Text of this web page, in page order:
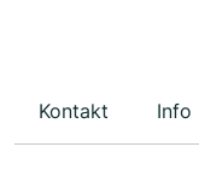
Kontakt Info